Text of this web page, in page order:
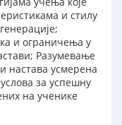
и стилу
и ограничења у
Разумевање
настава усмерена
за успешну
на ученике